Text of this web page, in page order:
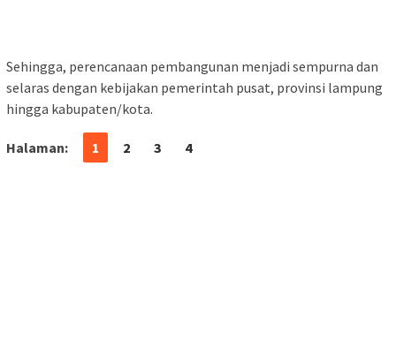
Sehingga, perencanaan pembangunan menjadi sempurna dan
selaras dengan kebijakan pemerintah pusat, provinsi lampung
hingga kabupaten/kota.
Halaman: 1 2 3 4